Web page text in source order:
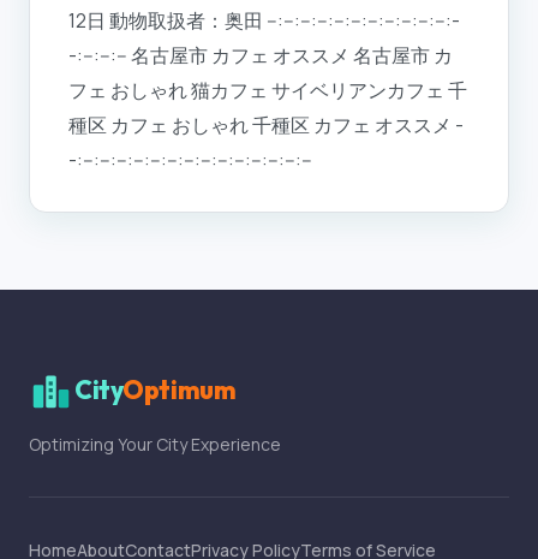
12日 動物取扱者：奥田 --:--:--:--:--:--:--:--:--:--:--:-
-:--:--:-- 名古屋市 カフェ オススメ 名古屋市 カ
フェ おしゃれ 猫カフェ サイベリアンカフェ 千
種区 カフェ おしゃれ 千種区 カフェ オススメ -
-:--:--:--:--:--:--:--:--:--:--:--:--:--:--
CityOptimum
Optimizing Your City Experience
HomeAboutContactPrivacy PolicyTerms of Service